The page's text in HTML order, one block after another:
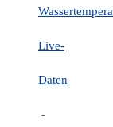
Live-
Daten
-